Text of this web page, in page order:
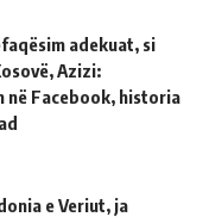
adekuat, si
Azizi:
Facebook, historia
e Veriut, ja